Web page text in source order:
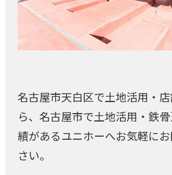
名古屋市天白区で土地活用・
ら、名古屋市で土地活用・鉄
績があるユニホーへお気軽に
さい。